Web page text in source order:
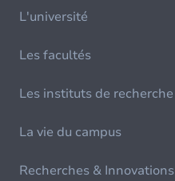
L'université
Les facultés
Les instituts de recherche
La vie du campus
Recherches & Innovations